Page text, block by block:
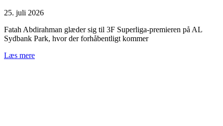
25. juli 2026
Fatah Abdirahman glæder sig til 3F Superliga-premieren på AL
Sydbank Park, hvor der forhåbentligt kommer
Læs mere